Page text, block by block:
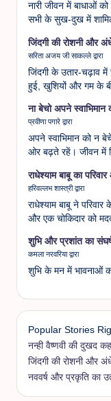
नारी जीवन में बाधाओं
सभी के सुख-दुख में
जिंदगी की रोशनी और
सरिता अजय जी साकल्ले द्वारा
जिंदगी के उतार-चढ़ाव
हुई, खुशियों और गम के
ना बेचो अपने स्वाभिमान
प्रवीणा पगारे द्वारा
अपने स्वाभिमान को न
ओर बढ़ते रहें। जीवन में
राधेश्याम बाबू का
हरिवल्लभ शास्त्री द्वारा
राधेश्याम बाबू ने
और एक चोकिदार को
शुभि और प्रशांत का
कमला नरवरिया द्वारा
शुभि के मन में भावनाओं
Popular Stories
नन्ही वैष्णवी की दुखद
जिंदगी की रोशनी और
नववर्ष और प्रकृति का